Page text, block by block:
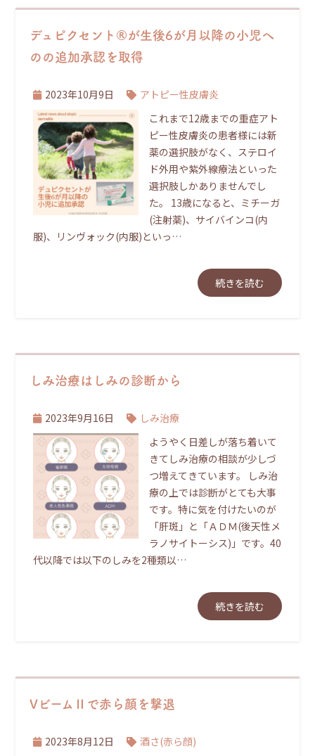
デュピクセント®が生後6が月以降の小児へ
のの追加承認を取得
2023年10月9日
アトピー性皮膚炎
これまで12歳までの重症アト
ピー性皮膚炎の患者様には新
薬の選択肢がなく、ステロイ
ド外用や紫外線療法といった
選択肢しかありませんでし
た。 13歳になると、ミチーガ
(注射薬)、サイバインコ(内
服)、リンヴォック(内服)といっ…
続きを読む
しみ治療はしみの診断から
2023年9月16日
しみ治療
ようやく日差しが落ち着いて
きてしみ治療の相談が少しづ
つ増えてきています。 しみ治
療の上では診断がとても大事
です。特に気を付けたいのが
「肝斑」と「ＡＤＭ(後天性メ
ラノサイトーシス)」です。40
代以降では以下のしみを2種類以…
続きを読む
VビームⅡで赤ら顔を撃退
2023年8月12日
酒さ(赤ら顔)